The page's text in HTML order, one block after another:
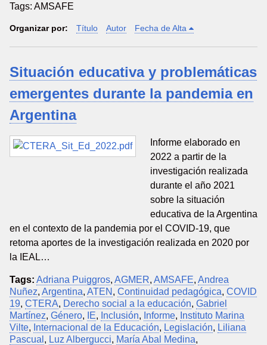
Tags: AMSAFE
Organizar por: Título Autor Fecha de Alta
Situación educativa y problemáticas
emergentes durante la pandemia en
Argentina
Informe elaborado en
2022 a partir de la
investigación realizada
durante el año 2021
sobre la situación
educativa de la Argentina
en el contexto de la pandemia por el COVID-19, que
retoma aportes de la investigación realizada en 2020 por
la IEAL…
Tags: Adriana Puiggros, AGMER, AMSAFE, Andrea
Nuñez, Argentina, ATEN , Continuidad pedagógica, COVID
19, CTERA, Derecho social a la educación, Gabriel
Martínez, Género, IE, Inclusión, Informe, Instituto Marina
Vilte, Internacional de la Educación, Legislación, Liliana
Pascual , Luz Albergucci, María Abal Medina,